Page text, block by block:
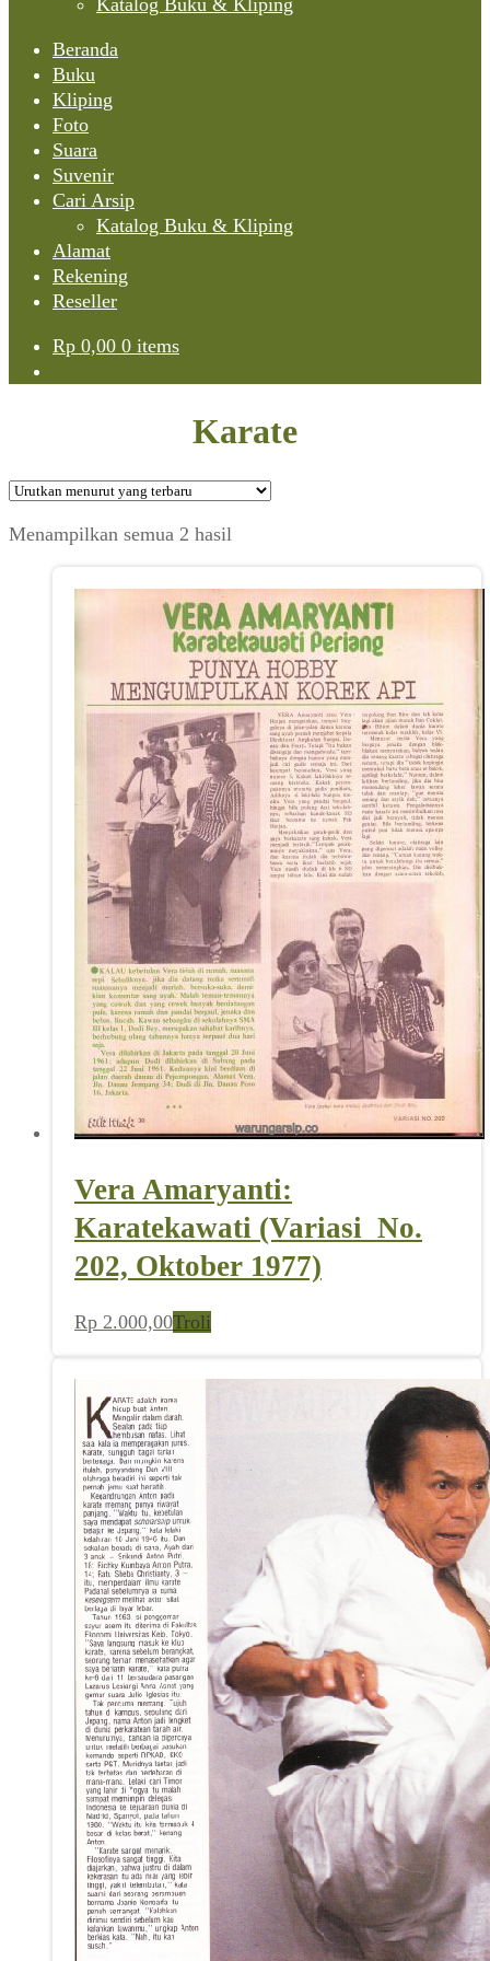
Katalog Buku & Kliping
Beranda
Buku
Kliping
Foto
Suara
Suvenir
Cari Arsip
Katalog Buku & Kliping
Alamat
Rekening
Reseller
Rp 0,00 0 items
Karate
Menampilkan semua 2 hasil
yang
terbaru
Vera Amaryanti:
Karatekawati (Variasi_No.
202, Oktober 1977)
Rp 2.000,00Troli